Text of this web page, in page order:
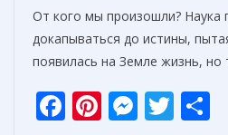
От кого мы произошли? Наука
докапываться до истины,
появилась на Земле жизнь, но
F Pi M T